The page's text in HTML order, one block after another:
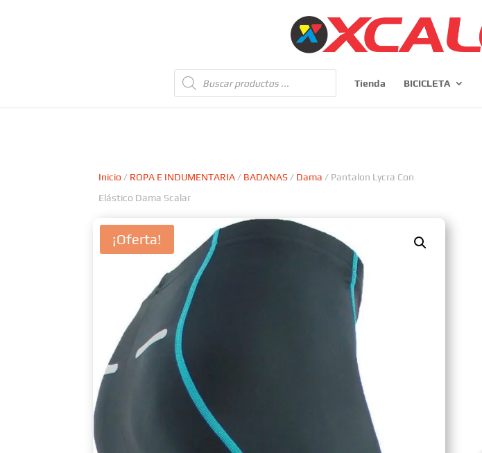
Búsqueda
de
productos
Tienda BICICLETA
Inicio / ROPA E INDUMENTARIA/ BADANAS/ Dama / Pantalon Lycra Con
Elástico Dama Scalar
¡Oferta!